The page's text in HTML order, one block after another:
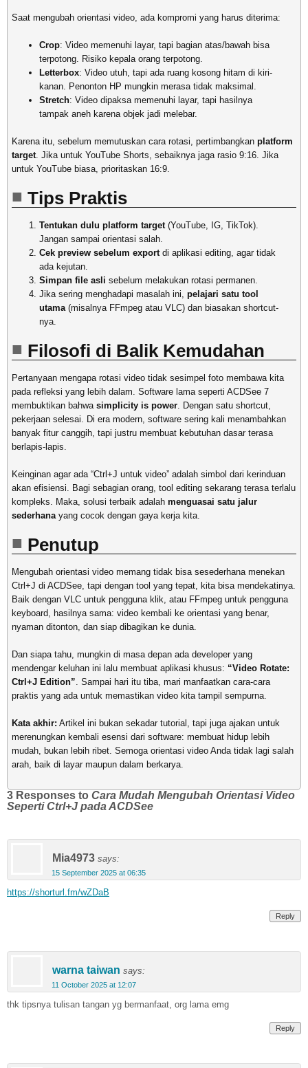
Saat mengubah orientasi video, ada kompromi yang harus diterima:
Crop: Video memenuhi layar, tapi bagian atas/bawah bisa
terpotong. Risiko kepala orang terpotong.
Letterbox: Video utuh, tapi ada ruang kosong hitam di kiri-
kanan. Penonton HP mungkin merasa tidak maksimal.
Stretch: Video dipaksa memenuhi layar, tapi hasilnya
tampak aneh karena objek jadi melebar.
Karena itu, sebelum memutuskan cara rotasi, pertimbangkan platform
target. Jika untuk YouTube Shorts, sebaiknya jaga rasio 9:16. Jika
untuk YouTube biasa, prioritaskan 16:9.
Tips Praktis
Tentukan dulu platform target(YouTube, IG, TikTok).
Jangan sampai orientasi salah.
Cek preview sebelum exportdi aplikasi editing, agar tidak
ada kejutan.
Simpan file asli sebelum melakukan rotasi permanen.
Jika sering menghadapi masalah ini, pelajari satu tool
utama(misalnya FFmpeg atau VLC) dan biasakan shortcut-
nya.
Filosofi di Balik Kemudahan
Pertanyaan mengapa rotasi video tidak sesimpel foto membawa kita
pada refleksi yang lebih dalam. Software lama seperti ACDSee 7
membuktikan bahwa simplicity is power. Dengan satu shortcut,
pekerjaan selesai. Di era modern, software sering kali menambahkan
banyak fitur canggih, tapi justru membuat kebutuhan dasar terasa
berlapis-lapis.
Keinginan agar ada “Ctrl+J untuk video” adalah simbol dari kerinduan
akan efisiensi. Bagi sebagian orang, tool editing sekarang terasa terlalu
kompleks. Maka, solusi terbaik adalah menguasai satu jalur
sederhanayang cocok dengan gaya kerja kita.
Penutup
Mengubah orientasi video memang tidak bisa sesederhana menekan
Ctrl+J di ACDSee, tapi dengan tool yang tepat, kita bisa mendekatinya.
Baik dengan VLC untuk pengguna klik, atau FFmpeg untuk pengguna
keyboard, hasilnya sama: video kembali ke orientasi yang benar,
nyaman ditonton, dan siap dibagikan ke dunia.
Dan siapa tahu, mungkin di masa depan ada developer yang
mendengar keluhan ini lalu membuat aplikasi khusus: “Video Rotate:
Ctrl+J Edition”. Sampai hari itu tiba, mari manfaatkan cara-cara
praktis yang ada untuk memastikan video kita tampil sempurna.
Kata akhir: Artikel ini bukan sekadar tutorial, tapi juga ajakan untuk
merenungkan kembali esensi dari software: membuat hidup lebih
mudah, bukan lebih ribet. Semoga orientasi video Anda tidak lagi salah
arah, baik di layar maupun dalam berkarya.
3 Responses to Cara Mudah Mengubah Orientasi Video
Seperti Ctrl+J pada ACDSee
Mia4973 says:
15 September 2025 at 06:35
https://shorturl.fm/wZDaB
Reply
warna taiwan says:
11 October 2025 at 12:07
thk tipsnya tulisan tangan yg bermanfaat, org lama emg
Reply